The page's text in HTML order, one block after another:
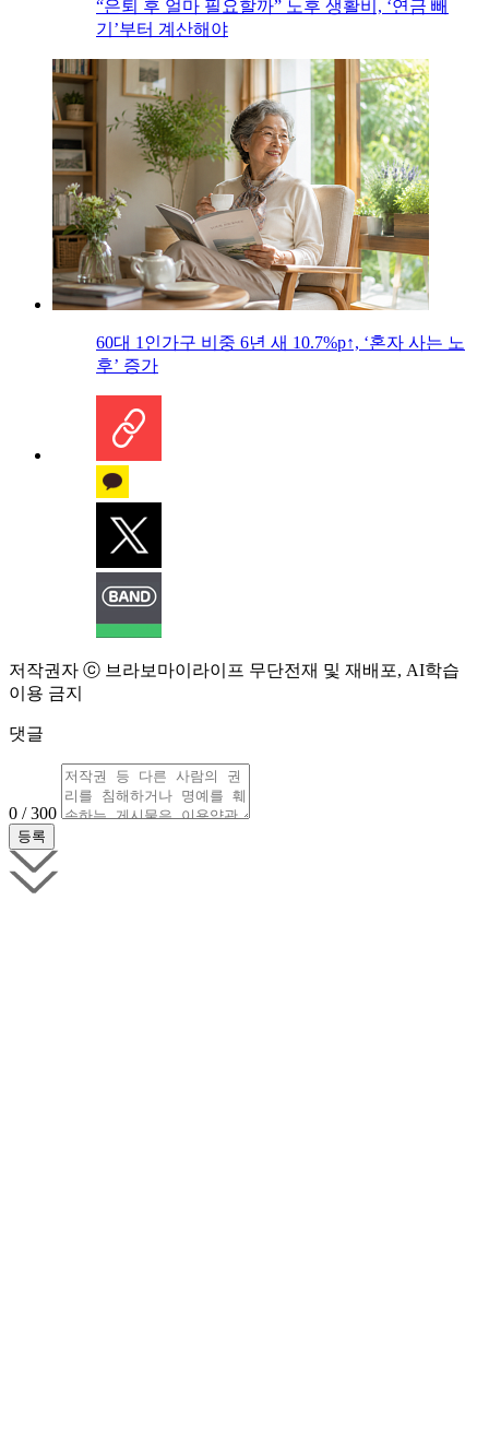
“은퇴 후 얼마 필요할까” 노후 생활비, ‘연금 빼
기’부터 계산해야
60대 1인가구 비중 6년 새 10.7%p↑, ‘혼자 사는 노
후’ 증가
저작권자 ⓒ 브라보마이라이프 무단전재 및 재배포, AI학습
이용 금지
댓글
0 / 300